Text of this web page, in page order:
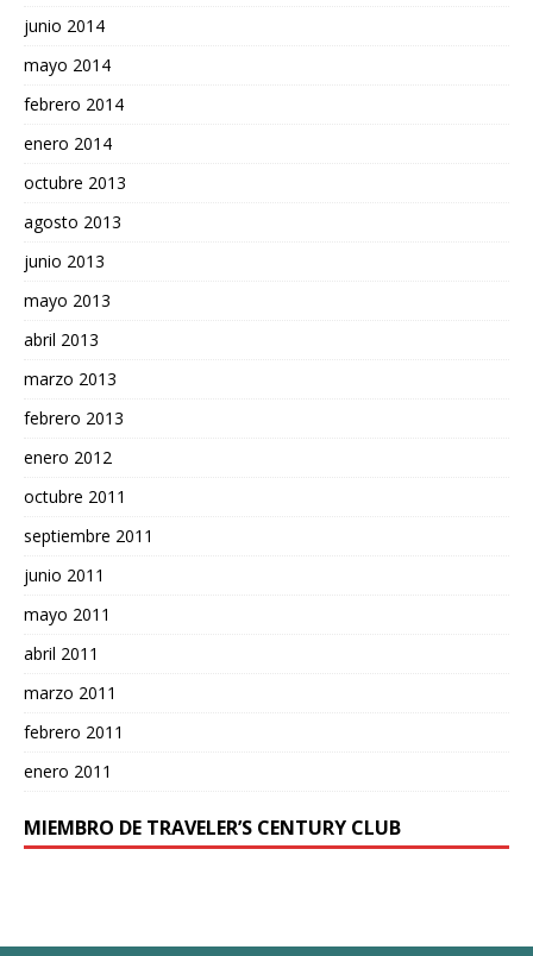
junio 2014
mayo 2014
febrero 2014
enero 2014
octubre 2013
agosto 2013
junio 2013
mayo 2013
abril 2013
marzo 2013
febrero 2013
enero 2012
octubre 2011
septiembre 2011
junio 2011
mayo 2011
abril 2011
marzo 2011
febrero 2011
enero 2011
MIEMBRO DE TRAVELER’S CENTURY CLUB